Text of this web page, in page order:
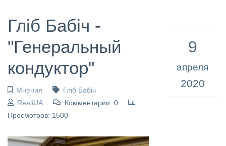
Гліб Бабіч -
"Генеральный
кондуктор"
Мнения
Гліб Бабіч
RealiUA
Комментарии: 0
Просмотров: 1500
9
апреля
2020